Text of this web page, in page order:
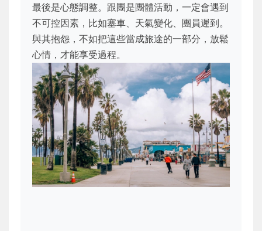
最後是心態調整。跟團是團體活動，一定會遇到
不可控因素，比如塞車、天氣變化、團員遲到。
與其抱怨，不如把這些當成旅途的一部分，放鬆
心情，才能享受過程。